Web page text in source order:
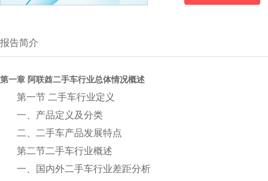
报告简介
第一章 阿联酋二手车行业总体情况概述
第一节 二手车行业定义
一、产品定义及分类
二、二手车产品发展特点
第二节二手车行业概述
一、国内外二手车行业差距分析